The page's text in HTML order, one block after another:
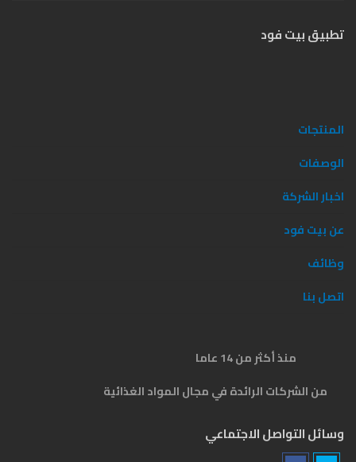
تطبيق بيت فود
المنتجات
الوصفات
اخبار الشركة
عن بيت فود
وظائف
اتصل بنا
منذ أكثر من 14 عاما
من الشركات الرائدة في مجال المواد الغذائية
وسائل التواصل الاجتماعي